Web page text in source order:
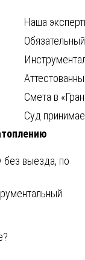
Наша
Смета в
Суд
без выезда, по